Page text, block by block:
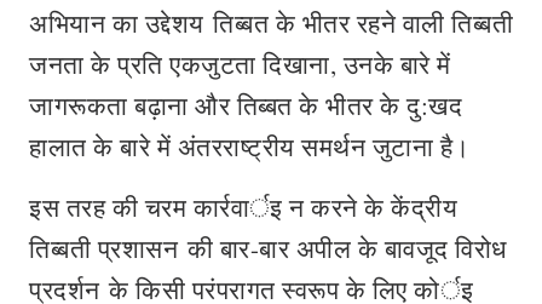
अभियान का उद्देशय तिब्बत के भीतर रहने वाली तिब्बती
जनता के प्रति एकजुटता दिखाना, उनके बारे में
जागरूकता बढ़ाना और तिब्बत के भीतर के दु:खद
हालात के बारे में अंतरराष्ट्रीय समर्थन जुटाना है।
इस तरह की चरम कार्रवार्इ न करने के केंद्रीय
तिब्बती प्रशासन की बार-बार अपील के बावजूद विरोध
प्रदर्शन के किसी परंपरागत स्वरूप के लिए कोर्इ